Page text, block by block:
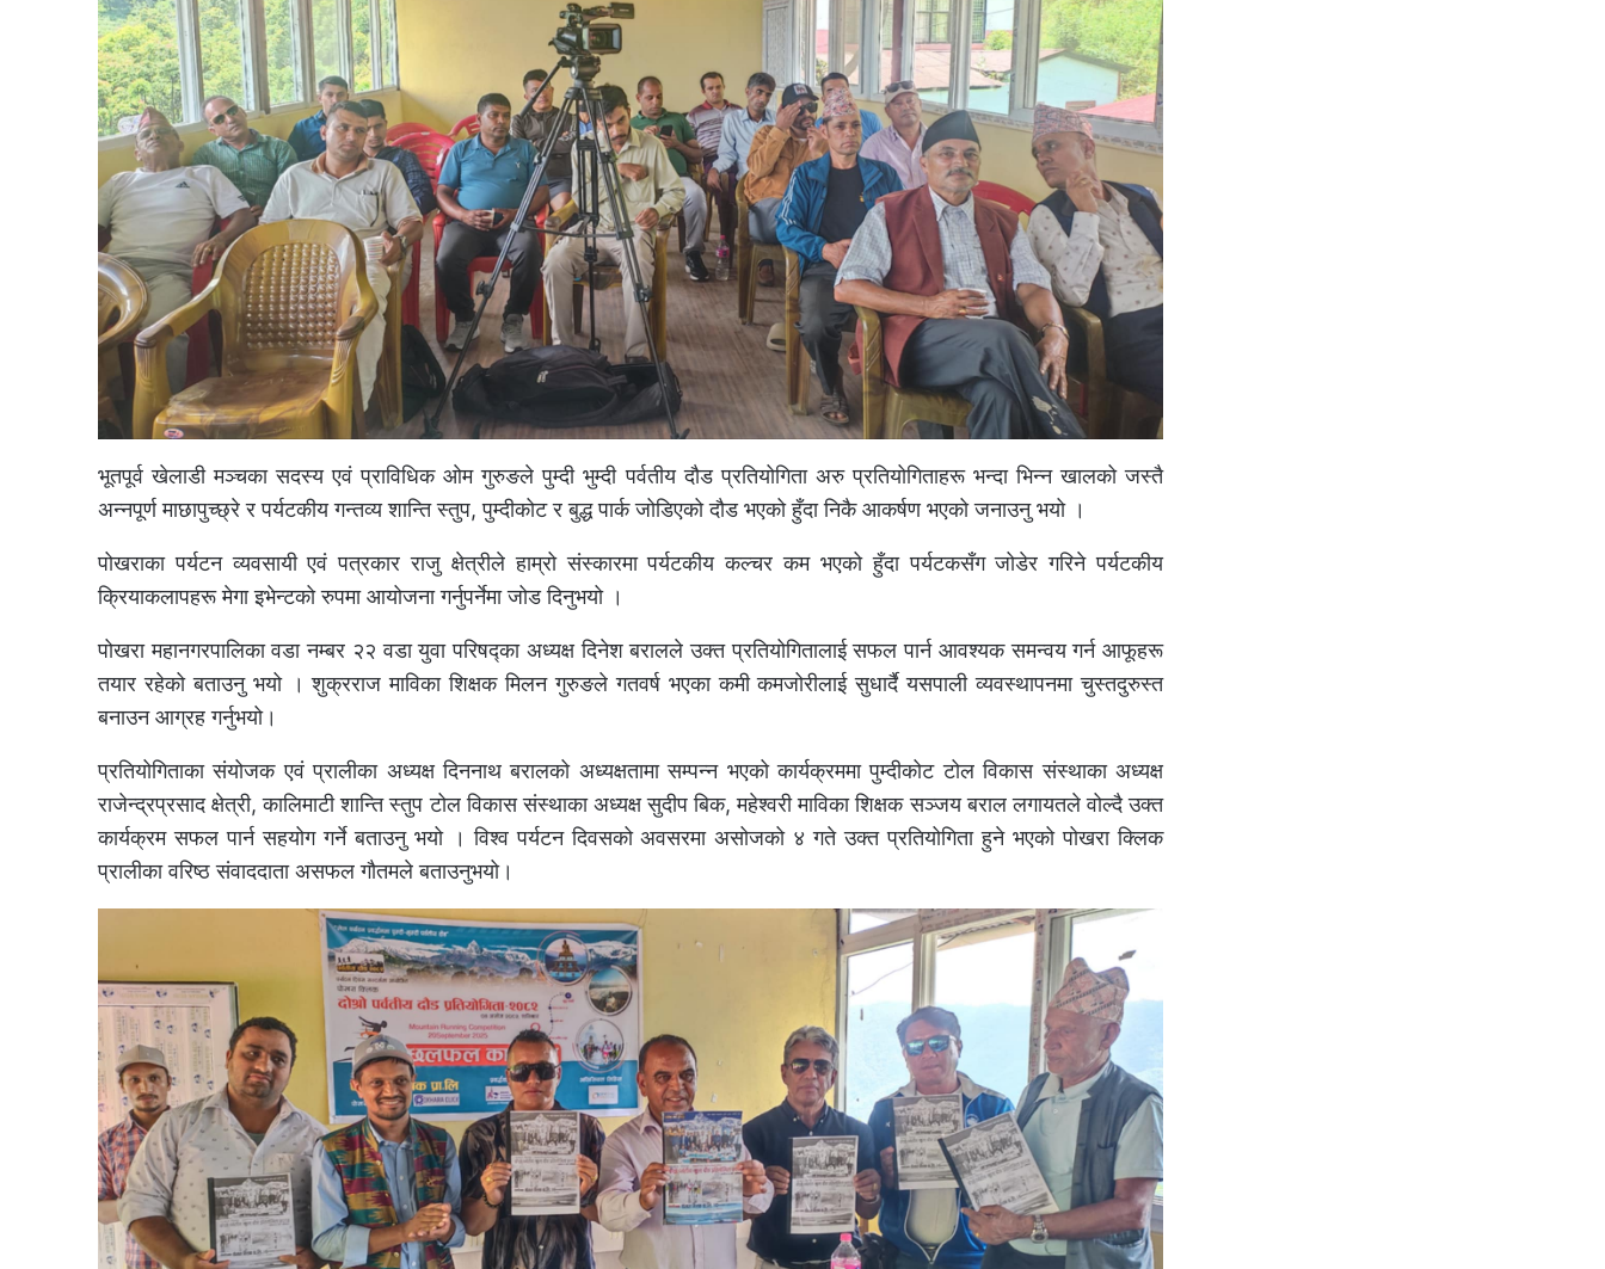
भूतपूर्व खेलाडी मञ्चका सदस्य एवं प्राविधिक ओम गुरुङले पुम्दी भुम्दी पर्वतीय दौड प्रतियोगिता अरु प्रतियोगिताहरू भन्दा भिन्न खालको जस्तै
अन्नपूर्ण माछापुच्छ्रे र पर्यटकीय गन्तव्य शान्ति स्तुप, पुम्दीकोट र बुद्ध पार्क जोडिएको दौड भएको हुँदा निकै आकर्षण भएको जनाउनु भयो ।
पोखराका पर्यटन व्यवसायी एवं पत्रकार राजु क्षेत्रीले हाम्रो संस्कारमा पर्यटकीय कल्चर कम भएको हुँदा पर्यटकसँग जोडेर गरिने पर्यटकीय
क्रियाकलापहरू मेगा इभेन्टको रुपमा आयोजना गर्नुपर्नेमा जोड दिनुभयो ।
पोखरा महानगरपालिका वडा नम्बर २२ वडा युवा परिषद्का अध्यक्ष दिनेश बरालले उक्त प्रतियोगितालाई सफल पार्न आवश्यक समन्वय गर्न आफूहरू
तयार रहेको बताउनु भयो । शुक्रराज माविका शिक्षक मिलन गुरुङले गतवर्ष भएका कमी कमजोरीलाई सुधार्दै यसपाली व्यवस्थापनमा चुस्तदुरुस्त
बनाउन आग्रह गर्नुभयो।
प्रतियोगिताका संयोजक एवं प्रालीका अध्यक्ष दिननाथ बरालको अध्यक्षतामा सम्पन्न भएको कार्यक्रममा पुम्दीकोट टोल विकास संस्थाका अध्यक्ष
राजेन्द्रप्रसाद क्षेत्री, कालिमाटी शान्ति स्तुप टोल विकास संस्थाका अध्यक्ष सुदीप बिक, महेश्वरी माविका शिक्षक सञ्जय बराल लगायतले वोल्दै उक्त
कार्यक्रम सफल पार्न सहयोग गर्ने बताउनु भयो । विश्व पर्यटन दिवसको अवसरमा असोजको ४ गते उक्त प्रतियोगिता हुने भएको पोखरा क्लिक
प्रालीका वरिष्ठ संवाददाता असफल गौतमले बताउनुभयो।